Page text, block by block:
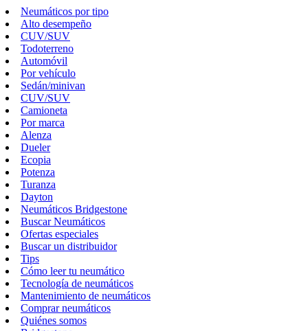
Neumáticos por tipo
Alto desempeño
CUV/SUV
Todoterreno
Automóvil
Por vehículo
Sedán/minivan
CUV/SUV
Camioneta
Por marca
Alenza
Dueler
Ecopia
Potenza
Turanza
Dayton
Neumáticos Bridgestone
Buscar Neumáticos
Ofertas especiales
Buscar un distribuidor
Tips
Cómo leer tu neumático
Tecnología de neumáticos
Mantenimiento de neumáticos
Comprar neumáticos
Quiénes somos